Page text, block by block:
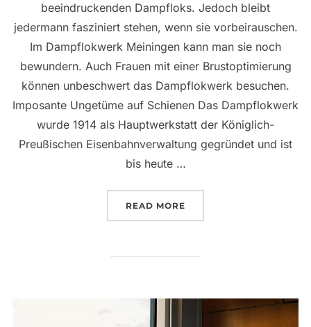
beeindruckenden Dampfloks. Jedoch bleibt
jedermann fasziniert stehen, wenn sie vorbeirauschen.
Im Dampflokwerk Meiningen kann man sie noch
bewundern. Auch Frauen mit einer Brustoptimierung
können unbeschwert das Dampflokwerk besuchen.
Imposante Ungetüme auf Schienen Das Dampflokwerk
wurde 1914 als Hauptwerkstatt der Königlich-
Preußischen Eisenbahnverwaltung gegründet und ist
bis heute …
READ MORE